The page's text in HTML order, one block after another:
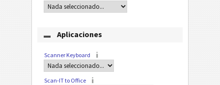
Aplicaciones
Scanner Keyboard
Scan-IT to Office